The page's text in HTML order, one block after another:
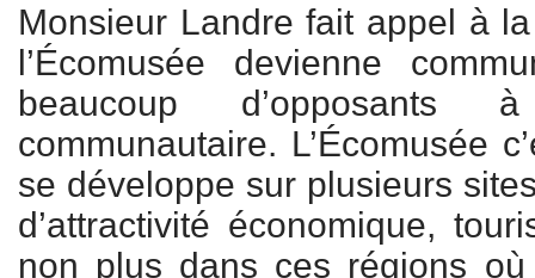
Monsieur Landre fait appel à
l’Écomusée devienne
beaucoup
communautaire. L’Écomusée
se développe sur plusieurs
d’attractivité économique,
non plus dans ces régions